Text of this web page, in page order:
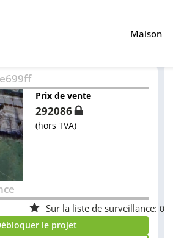
Maison
Prix de vente
292086
(hors TVA)
Sur la liste de surveillance: 0
le projet